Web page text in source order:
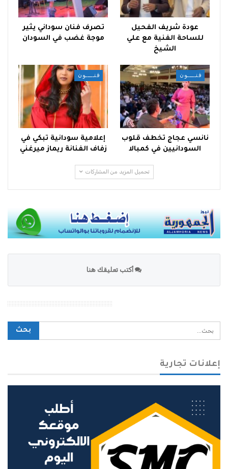
عودة شريف الفحيل
للساحة الفنية مع علي
الشيخ
تصرف فنان سوداني يثير
موجة غضب في السودان
فنـــــون
نانسي عجاج تخطف قلوب
السودانيين في كمبالا
فنـــــون
إعلامية سودانية تبكي في
زفاف الفنانة ريماز ميرغني
تحميل المزيد من المشاركات
أكتب تعليقك هنا
إعلانات تجارية